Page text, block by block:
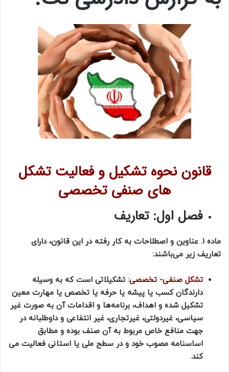
قانون نحوه تشکیل و فعالیت تشکل
های صنفی تخصصی
فصل اول: تعاریف
ماده 1. عناوین و اصطلاحات به کار رفته در این قانون، دارای
تعاریف زیر می‌باشند:
تشکل صنفی- تخصصی: تشکیلاتی است که به وسیله
دارندگان کسب یا پیشه یا حرفه یا تخصص یا مهارت معین
تشکیل شده و ‌اهداف، برنامه‌ها و اقدامات آن‌ به صورت غیر
سیاسی، غیردولتی، غیرتجاری، غیر انتفاعی و داوطلبانه در
جهت منافع خاص مربوط به آن صنف بوده و مطابق
اساسنامه مصوب خود و در سطح ملی یا استانی فعالیت می
کند.